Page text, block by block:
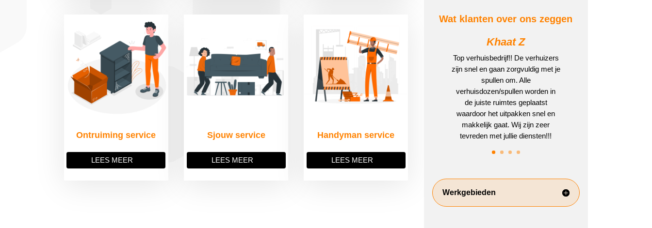
Ontruiming service
LEES MEER
Sjouw service
LEES MEER
Handyman service
LEES MEER
Wat klanten over ons zeggen
Khaat Z
Top verhuisbedrijf!! De verhuizers
zijn snel en gaan zorgvuldig met je
spullen om. Alle
verhuisdozen/spullen worden in
de juiste ruimtes geplaatst
waardoor het uitpakken snel en
makkelijk gaat. Wij zijn zeer
tevreden met jullie diensten!!!
Werkgebieden